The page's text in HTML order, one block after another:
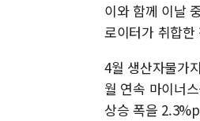
이와 함께 이날
로이터가 취합
4월 생산자물가
월 연속 마이너
상승 폭을